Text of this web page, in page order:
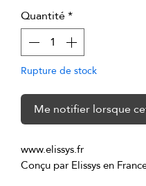
Quantité*
Rupture de stock
Me notifier lorsque